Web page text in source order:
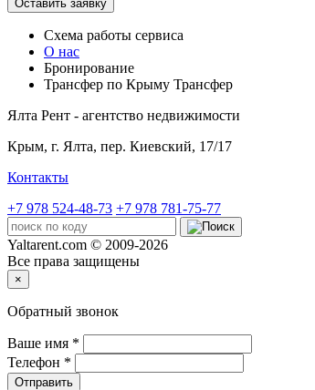
Оставить заявку
Схема работы сервиса
О нас
Бронирование
Трансфер по Крыму Трансфер
Ялта Рент - агентство недвижимости
Крым, г. Ялта, пер. Киевский, 17/17
Контакты
+7 978 524-48-73 +7 978 781-75-77
Yaltarent.com © 2009-2026
Все права защищены
×
Обратный звонок
Ваше имя *
Телефон *
Отправить